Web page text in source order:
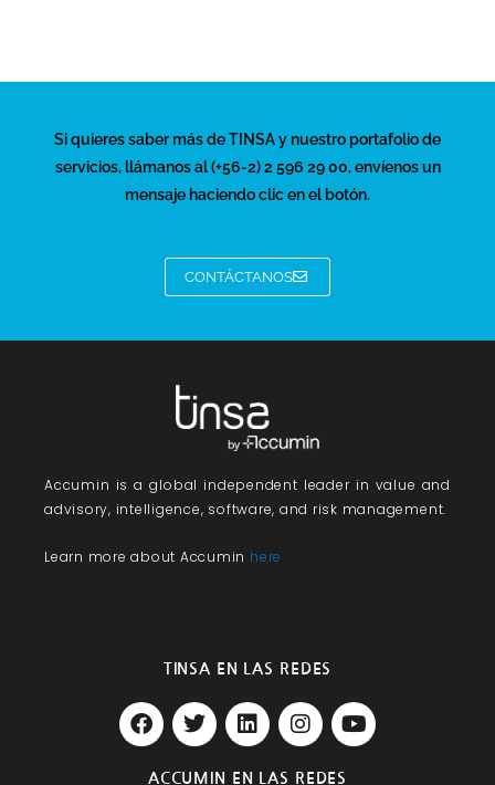
Si quieres saber más de TINSA y nuestro portafolio de
servicios, llámanos al (+56-2) 2 596 29 00, envíenos un
mensaje haciendo clic en el botón.
CONTÁCTANOS
Accumin is a global independent leader in value and
advisory, intelligence, software, and risk management.
Learn more about Accumin here
TINSA EN LAS REDES
F
a
e
T
w
t
L
i
k
I
n
t
Y
o
ACCUMIN EN LAS REDES